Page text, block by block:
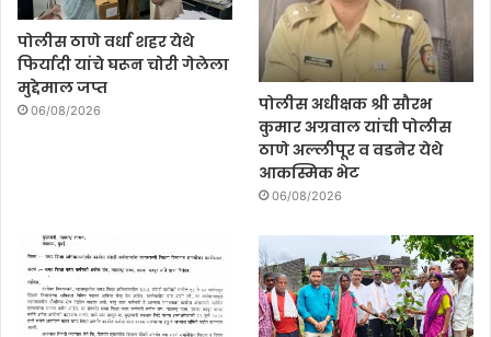
पोलीस ठाणे वर्धा शहर येथे
फिर्यादी यांचे घरून चोरी गेलेला
मुद्देमाल जप्त
06/08/2026
पोलीस अधीक्षक श्री सौरभ
कुमार अग्रवाल यांची पोलीस
ठाणे अल्लीपूर व वडनेर येथे
आकस्मिक भेट
06/08/2026